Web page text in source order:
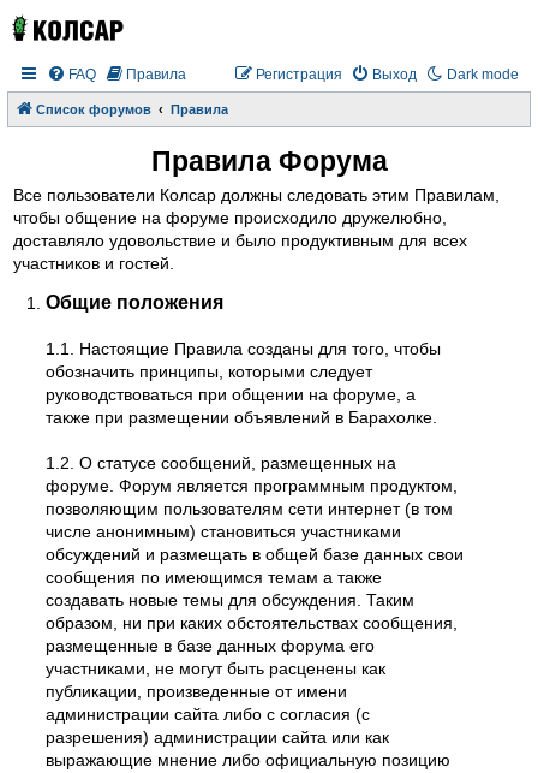
Dark mode
FAQ Правила Выход
Регистрация
Список форумов Правила
Правила Форума
Все пользователи Колсар должны следовать этим Правилам,
чтобы общение на форуме происходило дружелюбно,
доставляло удовольствие и было продуктивным для всех
участников и гостей.
Общие положения
1.1. Настоящие Правила созданы для того, чтобы
обозначить принципы, которыми следует
руководствоваться при общении на форуме, а
также при размещении объявлений в Барахолке.
1.2. О статусе сообщений, размещенных на
форуме. Форум является программным продуктом,
позволяющим пользователям сети интернет (в том
числе анонимным) становиться участниками
обсуждений и размещать в общей базе данных свои
сообщения по имеющимся темам а также
создавать новые темы для обсуждения. Таким
образом, ни при каких обстоятельствах сообщения,
размещенные в базе данных форума его
участниками, не могут быть расценены как
публикации, произведенные от имени
администрации сайта либо с согласия (с
разрешения) администрации сайта или как
выражающие мнение либо официальную позицию